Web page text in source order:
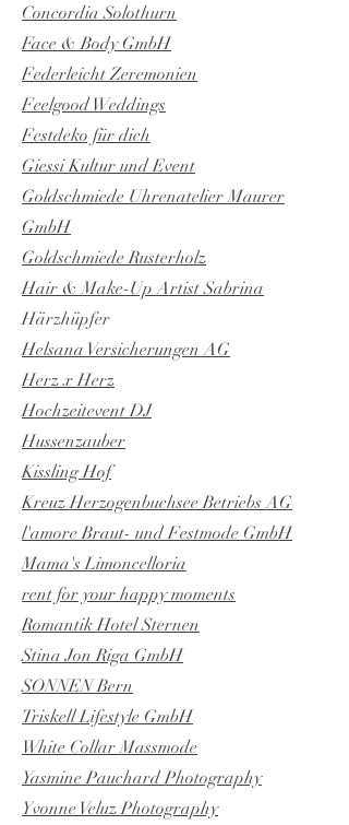
Concordia Solothurn
Face & Body GmbH
Federleicht Zeremonien
Feelgood Weddings
Festdeko für dich
Giessi Kultur und Event
Goldschmiede Uhrenatelier Maurer
GmbH
Goldschmiede Rusterholz
Hair & Make-Up Artist Sabrina
Härzhüpfer
Helsana Versicherungen AG
Herz x Herz
Hochzeitevent DJ
Hussenzauber
Kissling Hof
Kreuz Herzogenbuchsee Betriebs AG
l'amore Braut- und Festmode GmbH
Mama's Limoncelloria
rent for your happy moments
Romantik Hotel Sternen
Stina Jon Riga GmbH
SONNEN Bern
Triskell Lifestyle GmbH
White Collar Massmode
Yasmine Pauchard Photography
Yvonne Veluz Photography